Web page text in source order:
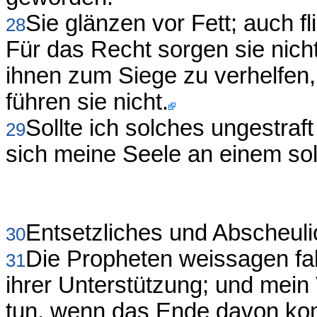
28Sie glänzen vor Fett; auch
Für das Recht sorgen sie
ihnen zum Siege zu
führen sie nicht.
29Sollte ich solches
sich meine Seele an einem
30Entsetzliches und
31Die Propheten weissagen
ihrer Unterstützung; und
tun, wenn das Ende davon